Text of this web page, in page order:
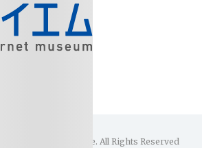
Museum Office. All Rights Reserved